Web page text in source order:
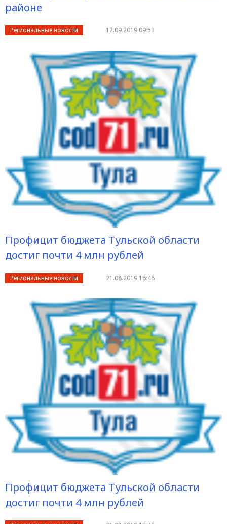
районе
Региональные новости 12.09.2019 09:53
Профицит бюджета Тульской области
достиг почти 4 млн рублей
Региональные новости 21.08.2019 16:46
Профицит бюджета Тульской области
достиг почти 4 млн рублей